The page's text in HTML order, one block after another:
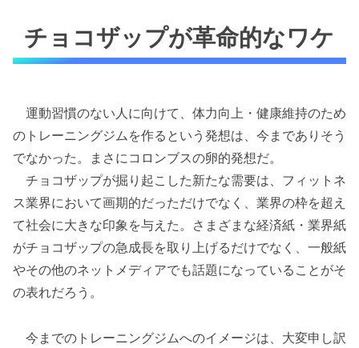
チョコザップが革命的なワケ
運動習慣のない人に向けて、体力向上・健康維持のため
のトレーニングジムを作るという発想は、今までありそう
でなかった。まさにコロンブスの卵的発想だ。
チョコザップが掘り起こした新たな需要は、フィットネ
ス業界において画期的だっただけでなく、業界の枠を超え
て社会に大きな印象を与えた。さまざまな経済紙・業界紙
がチョコザップの急成長を取り上げるだけでなく、一般紙
やその他のネットメディアでも話題になっていることがそ
の表れだろう。
今までのトレーニングジムへのイメージは、大変申し訳